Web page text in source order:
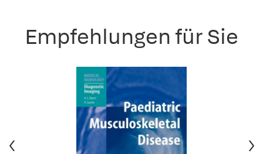
Empfehlungen für Sie